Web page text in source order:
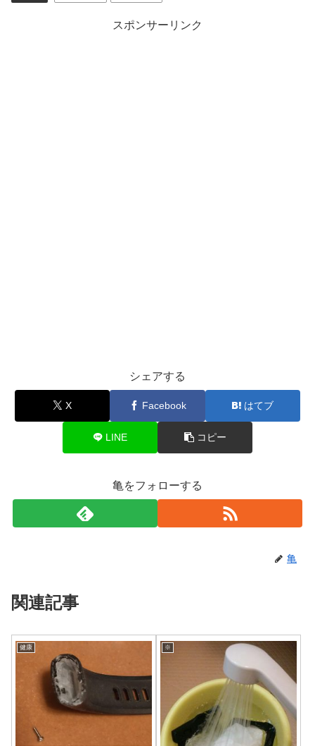
スポンサーリンク
シェアする
X Facebook はてブ
LINE コピー
亀をフォローする
亀
関連記事
健康 ※